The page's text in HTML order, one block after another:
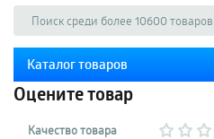
Каталог товаров
Оцените товар
Качество товара